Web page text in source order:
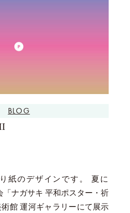
BLOG
紙のデザインです。 夏に
「ナガサキ 平和ポスター・祈
館 運河ギャラリーにて展示